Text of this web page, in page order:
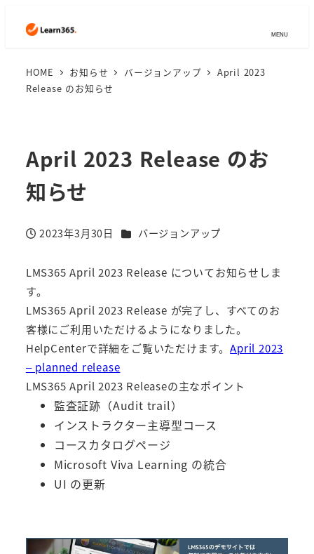
MENU
HOME お知らせ バージョンアップ
April 2023
Release のお知らせ
April 2023 Release のお
知らせ
投稿日
2023年3月30日 カテゴリー
バージョンアップ
LMS365 April 2023 Release についてお知らせしま
す。
LMS365 April 2023 Release が完了し、すべてのお
客様にご利用いただけるようになりました。
HelpCenterで詳細をご覧いただけます。April 2023
– planned release
LMS365 April 2023 Releaseの主なポイント
監査証跡（Audit trail）
インストラクター主導型コース
コースカタログページ
Microsoft Viva Learning の統合
UI の更新